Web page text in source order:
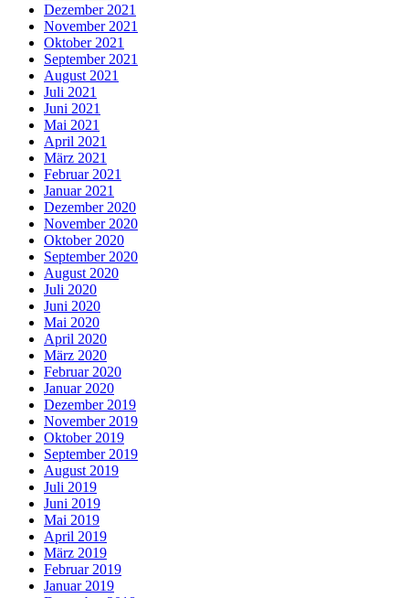
Dezember 2021
November 2021
Oktober 2021
September 2021
August 2021
Juli 2021
Juni 2021
Mai 2021
April 2021
März 2021
Februar 2021
Januar 2021
Dezember 2020
November 2020
Oktober 2020
September 2020
August 2020
Juli 2020
Juni 2020
Mai 2020
April 2020
März 2020
Februar 2020
Januar 2020
Dezember 2019
November 2019
Oktober 2019
September 2019
August 2019
Juli 2019
Juni 2019
Mai 2019
April 2019
März 2019
Februar 2019
Januar 2019